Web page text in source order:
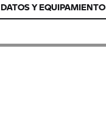
DATOS Y EQUIPAMIENTO